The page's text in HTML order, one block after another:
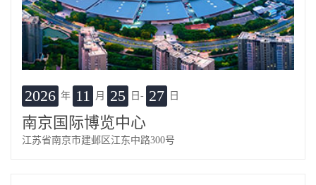
2026 年 11 月 25 日- 27 日
南京国际博览中心
江苏省南京市建邺区江东中路300号